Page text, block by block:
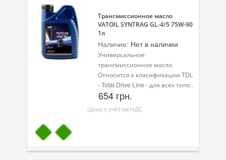
Трансмиссионное масло
VATOIL SYNTRAG GL-4/5 75W-90
1л
Наличие: Нет в наличии
Универсальное
трансмиссионное масло.
Относится к класификации TDL
- Total Drive Line - для всех типо..
654 грн.
Цена с учётом НДС